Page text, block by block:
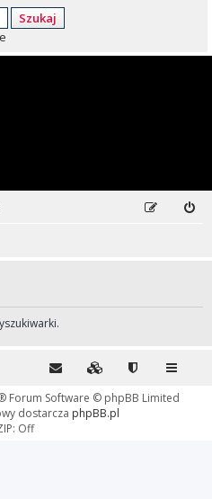
Szukaj
Forum Software © phpBB Limited
dostarcza phpBB.pl
Off